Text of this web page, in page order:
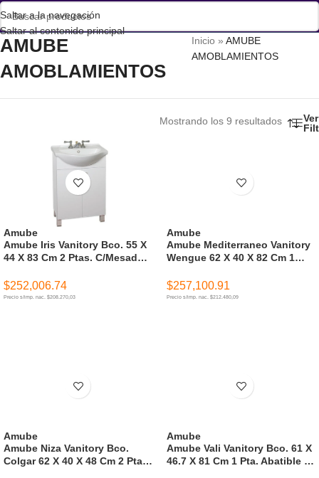
Saltar a la navegación
Saltar al contenido principal
AMUBE
AMOBLAMIENTOS
Inicio »AMUBE
AMOBLAMIENTOS
Mostrando los 9 resultados
Ver
Amube Iris Vanitory Bco. 55 X
44 X 83 Cm 2 Ptas. C/Mesada
Amube
$252,006.74
Precio s/imp. nac. $208.270,03
Amube Mediterraneo Vanitory
Wengue 62 X 40 X 82 Cm 1
Para Armar )
Amube
$257,100.91
Precio s/imp. nac. $212.480,09
Amube Niza Vanitory Bco.
Colgar 62 X 40 X 48 Cm 2 Ptas.
Amube
Amube Vali Vanitory Bco. 61 X
46.7 X 81 Cm 1 Pta. Abatible 2
Amube